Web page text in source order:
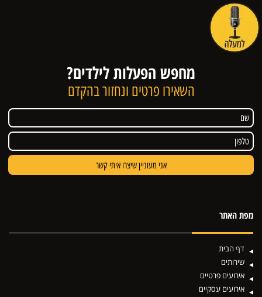
מחפש הפעלות לילדים?
השאירו פרטים ונחזור בהקדם
מפת האתר
דף הבית
שירותים
אירועים פרטיים
אירועים עסקיים